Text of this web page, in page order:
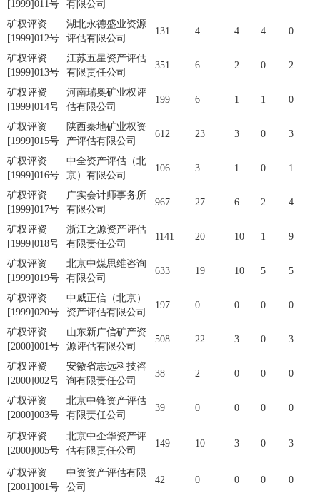
[1999]011号
有限公司
矿权评资
[1999]012号
湖北永德盛业资源
评估有限公司
131 4 4 4 0
矿权评资
[1999]013号
江苏五星资产评估
有限责任公司
351 6 2 0 2
矿权评资
[1999]014号
河南瑞奥矿业权评
估有限公司
199 6 1 1 0
矿权评资
[1999]015号
陕西秦地矿业权资
产评估有限公司
612 23 3 0 3
矿权评资
[1999]016号
中全资产评估（北
京）有限公司
106 3 1 0 1
矿权评资
[1999]017号
广实会计师事务所
有限公司
967 27 6 2 4
矿权评资
[1999]018号
浙江之源资产评估
有限责任公司
1141 20 10 1 9
矿权评资
[1999]019号
北京中煤思维咨询
有限公司
633 19 10 5 5
矿权评资
[1999]020号
中威正信（北京）
资产评估有限公司
197 0 0 0 0
矿权评资
[2000]001号
山东新广信矿产资
源评估有限公司
508 22 3 0 3
矿权评资
[2000]002号
安徽省志远科技咨
询有限责任公司
38 2 0 0 0
矿权评资
[2000]003号
北京中锋资产评估
有限责任公司
39 0 0 0 0
矿权评资
[2000]005号
北京中企华资产评
估有限责任公司
149 10 3 0 3
矿权评资
[2001]001号
中资资产评估有限
公司
42 0 0 0 0